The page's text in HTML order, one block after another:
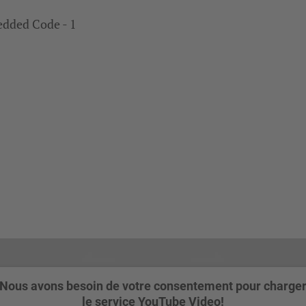
Code - 1
Nous avons besoin de votre consentement pour charger
le service YouTube Video!